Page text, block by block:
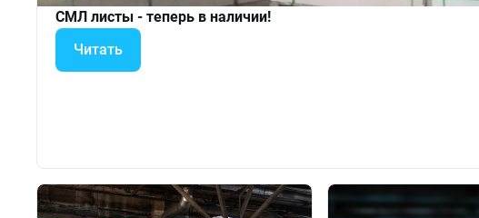
СМЛ листы - теперь в наличии!
Читать